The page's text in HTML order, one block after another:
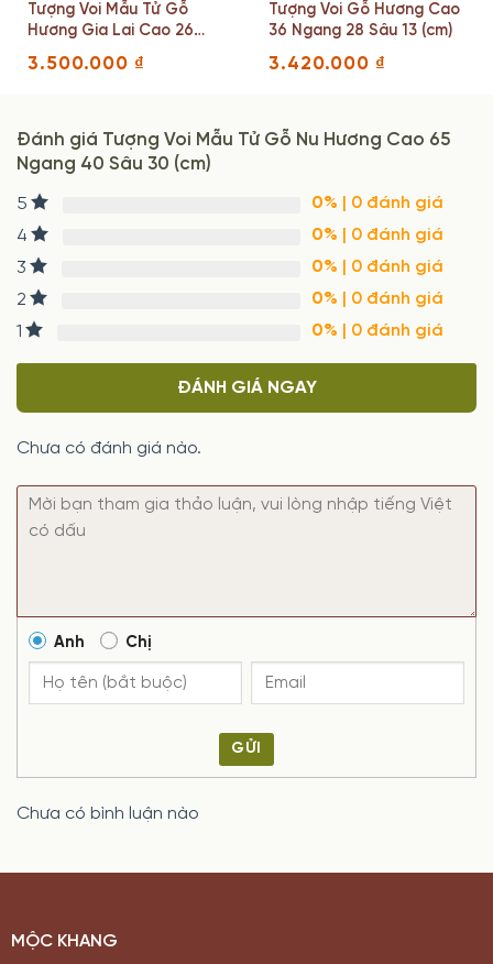
Tượng Voi Mẫu Tử Gỗ
Hương Gia Lai Cao 26
(cm)
3.500.000 ₫
Tượng Voi Gỗ Hương Cao
36 Ngang 28 Sâu 13 (cm)
3.420.000 ₫
Đánh giá Tượng Voi Mẫu Tử Gỗ Nu Hương Cao 65
Ngang 40 Sâu 30 (cm)
5 0% | 0 đánh giá
4
0% | 0 đánh giá
3
0% | 0 đánh giá
2
0% | 0 đánh giá
1
0% | 0 đánh giá
ĐÁNH GIÁ NGAY
Chưa có đánh giá nào.
Anh Chị
GỬI
Chưa có bình luận nào
MỘC KHANG